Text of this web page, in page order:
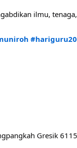
ilmu,
Gresik